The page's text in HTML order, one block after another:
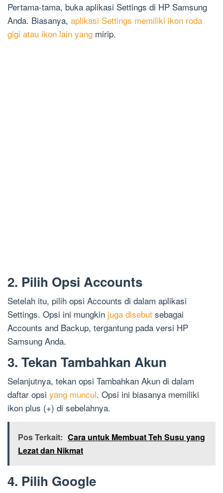
Pertama-tama, buka aplikasi Settings di HP Samsung
Anda. Biasanya, aplikasi Settings memiliki ikon roda
gigi atau ikon lain yang mirip.
2. Pilih Opsi Accounts
Setelah itu, pilih opsi Accounts di dalam aplikasi
Settings. Opsi ini mungkin juga disebut sebagai
Accounts and Backup, tergantung pada versi HP
Samsung Anda.
3. Tekan Tambahkan Akun
Selanjutnya, tekan opsi Tambahkan Akun di dalam
daftar opsi yang muncul. Opsi ini biasanya memiliki
ikon plus (+) di sebelahnya.
Pos Terkait: Cara untuk Membuat Teh Susu yang
Lezat dan Nikmat
4. Pilih Google